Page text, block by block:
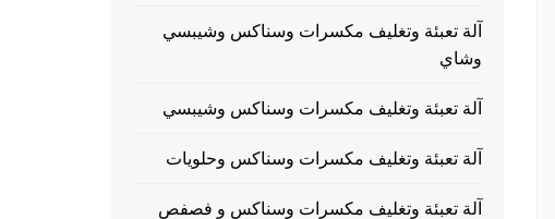
آلة تعبئة وتغليف مكسرات وسناكس وشيبسي
وشاي
آلة تعبئة وتغليف مكسرات وسناكس وشيبسي
آلة تعبئة وتغليف مكسرات وسناكس وحلويات
آلة تعبئة وتغليف مكسرات وسناكس و فصفص